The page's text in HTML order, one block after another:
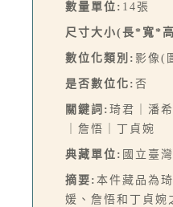
數量單位: 14張
尺寸大小(長*寬*
數位化類別: 影像(
是否數位化: 否
關鍵詞: 琦君｜潘
｜詹悟｜丁貞婉
典藏單位: 國立臺
摘要: 本件藏品為
媛、詹悟和丁貞婉